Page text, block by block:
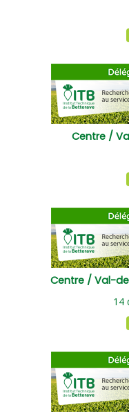
Centre /
Centre / Val-
14